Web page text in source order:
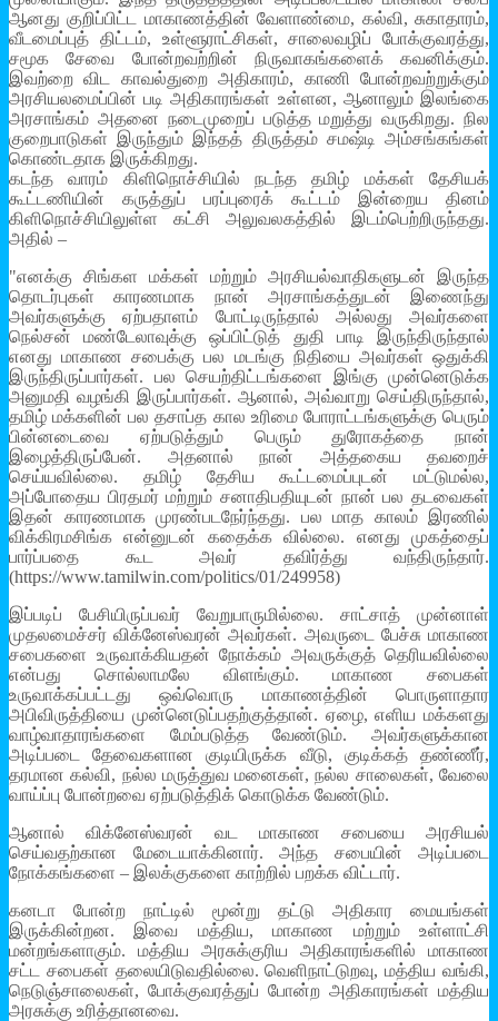
ஆனது குறிப்பிட்ட மாகாணத்தின் வேளாண்மை, கல்வி, சுகாதாரம்,
வீடமைப்புத் திட்டம், உள்ளூராட்சிகள், சாலைவழிப் போக்குவரத்து,
சமூக சேவை போன்றவற்றின் நிருவாகங்களைக் கவனிக்கும்.
இவற்றை விட காவல்துறை அதிகாரம், காணி போன்றவற்றுக்கும்
அரசியலமைப்பின் படி அதிகாரங்கள் உள்ளன, ஆனாலும் இலங்கை
அரசாங்கம் அதனை நடைமுறைப் படுத்த மறுத்து வருகிறது. நில
குறைபாடுகள் இருந்தும் இந்தத் திருத்தம் சமஷ்டி அம்சங்கங்கள்
கொண்டதாக இருக்கிறது.
கடந்த வாரம் கிளிநொச்சியில் நடந்த தமிழ் மக்கள் தேசியக்
கூட்டணியின் கருத்துப் பரப்புரைக் கூட்டம் இன்றைய தினம்
கிளிநொச்சியிலுள்ள கட்சி அலுவலகத்தில் இடம்பெற்றிருந்தது.
அதில் –
"எனக்கு சிங்கள மக்கள் மற்றும் அரசியல்வாதிகளுடன் இருந்த
தொடர்புகள் காரணமாக நான் அரசாங்கத்துடன் இணைந்து
அவர்களுக்கு ஏற்பதாளம் போட்டிருந்தால் அல்லது அவர்களை
நெல்சன் மண்டேலாவுக்கு ஒப்பிட்டுத் துதி பாடி இருந்திருந்தால்
எனது மாகாண சபைக்கு பல மடங்கு நிதியை அவர்கள் ஒதுக்கி
இருந்திருப்பார்கள். பல செயற்திட்டங்களை இங்கு முன்னெடுக்க
அனுமதி வழங்கி இருப்பார்கள். ஆனால், அவ்வாறு செய்திருந்தால்,
தமிழ் மக்களின் பல தசாப்த கால உரிமை போராட்டங்களுக்கு பெரும்
பின்னடைவை ஏற்படுத்தும் பெரும் துரோகத்தை நான்
இழைத்திருப்பேன். அதனால் நான் அத்தகைய தவறைச்
செய்யவில்லை. தமிழ் தேசிய கூட்டமைப்புடன் மட்டுமல்ல,
அப்போதைய பிரதமர் மற்றும் சனாதிபதியுடன் நான் பல தடவைகள்
இதன் காரணமாக முரண்படநேர்ந்தது. பல மாத காலம் இரணில்
விக்கிரமசிங்க என்னுடன் கதைக்க வில்லை. எனது முகத்தைப்
பார்ப்பதை கூட அவர் தவிர்த்து வந்திருந்தார்.
(https://www.tamilwin.com/politics/01/249958)
இப்படிப் பேசியிருப்பவர் வேறுபாருமில்லை. சாட்சாத் முன்னாள்
முதலமைச்சர் விக்னேஸ்வரன் அவர்கள். அவருடை பேச்சு மாகாண
சபைகளை உருவாக்கியதன் நோக்கம் அவருக்குத் தெரியவில்லை
என்பது சொல்லாமலே விளங்கும். மாகாண சபைகள்
உருவாக்கப்பட்டது ஒவ்வொரு மாகாணத்தின் பொருளாதார
அபிவிருத்தியை முன்னெடுப்பதற்குத்தான். ஏழை, எளிய மக்களது
வாழ்வாதாரங்களை மேம்படுத்த வேண்டும். அவர்களுக்கான
அடிப்படை தேவைகளான குடியிருக்க வீடு, குடிக்கத் தண்ணீர்,
தரமான கல்வி, நல்ல மருத்துவ மனைகள், நல்ல சாலைகள், வேலை
வாய்ப்பு போன்றவை ஏற்படுத்திக் கொடுக்க வேண்டும்.
ஆனால் விக்னேஸ்வரன் வட மாகாண சபையை அரசியல்
செய்வதற்கான மேடையாக்கினார். அந்த சபையின் அடிப்படை
நோக்கங்களை – இலக்குகளை காற்றில் பறக்க விட்டார்.
கனடா போன்ற நாட்டில் மூன்று தட்டு அதிகார மையங்கள்
இருக்கின்றன. இவை மத்திய, மாகாண மற்றும் உள்ளாட்சி
மன்றங்களாகும். மத்திய அரசுக்குரிய அதிகாரங்களில் மாகாண
சட்ட சபைகள் தலையிடுவதில்லை. வெளிநாட்டுறவு, மத்திய வங்கி,
நெடுஞ்சாலைகள், போக்குவரத்துப் போன்ற அதிகாரங்கள் மத்திய
அரசுக்கு உரித்தானவை.